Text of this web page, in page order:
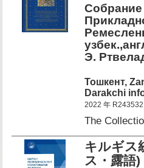
Собрание
Э.
Тошкент,
Darakchi
2022 年 R243532
The
キルギ
ス・露語)